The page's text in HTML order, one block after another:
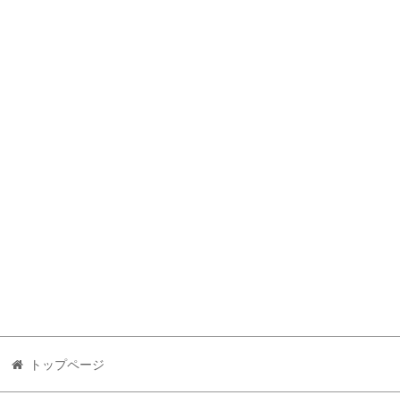
トップページ